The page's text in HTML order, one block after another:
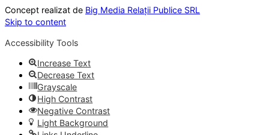
Concept realizat de Big Media Relații Publice SRL
Skip to content
Accessibility Tools
Increase Text
Decrease Text
Grayscale
High Contrast
Negative Contrast
Light Background